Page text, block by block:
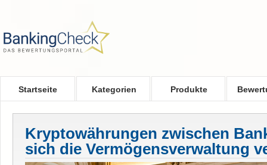
Startseite Kategorien Produkte
Kryptowährungen zwischen
sich die Vermögensverwaltung